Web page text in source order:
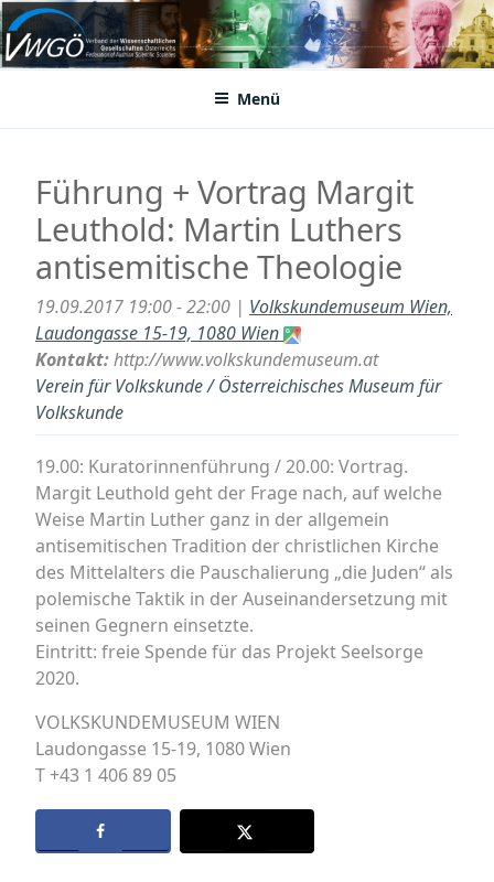
Zum
Inhalt
springenVWGÖ
Federation of Austrian Scientific Societies
Menü
Führung + Vortrag Margit
Leuthold: Martin Luthers
antisemitische Theologie
19.09.2017 19:00 - 22:00 | Volkskundemuseum Wien,
Laudongasse 15-19, 1080 Wien
Kontakt:http://www.volkskundemuseum.at
Verein für Volkskunde / Österreichisches Museum für
Volkskunde
19.00: Kuratorinnenführung / 20.00: Vortrag.
Margit Leuthold geht der Frage nach, auf welche
Weise Martin Luther ganz in der allgemein
antisemitischen Tradition der christlichen Kirche
des Mittelalters die Pauschalierung „die Juden“ als
polemische Taktik in der Auseinandersetzung mit
seinen Gegnern einsetzte.
Eintritt: freie Spende für das Projekt Seelsorge
2020.
VOLKSKUNDEMUSEUM WIEN
Laudongasse 15-19, 1080 Wien
T +43 1 406 89 05